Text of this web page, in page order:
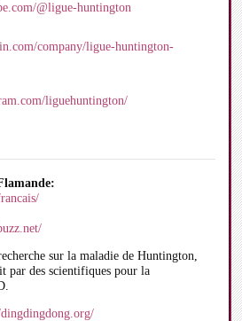
@ligue-huntington
company/ligue-huntington-
liguehuntington/
sur la maladie de Huntington,
par des scientifiques pour la